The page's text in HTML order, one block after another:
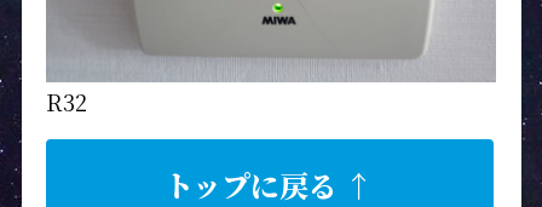
R32
トップに戻る ↑